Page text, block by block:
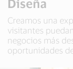
Diseña
Creamos una
visitantes
negocios más
oportunidades